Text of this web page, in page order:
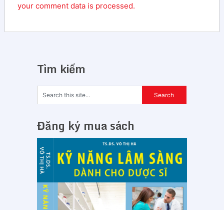
your comment data is processed.
Tìm kiếm
Đăng ký mua sách